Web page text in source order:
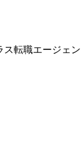
ス転職エージェン